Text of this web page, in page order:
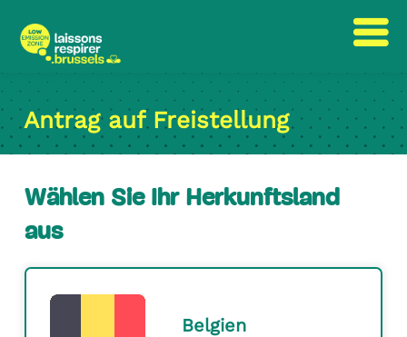
text.skipToContent
text.skipToNavigation
Antrag auf Freistellung
Wählen Sie Ihr Herkunftsland
aus
Belgien